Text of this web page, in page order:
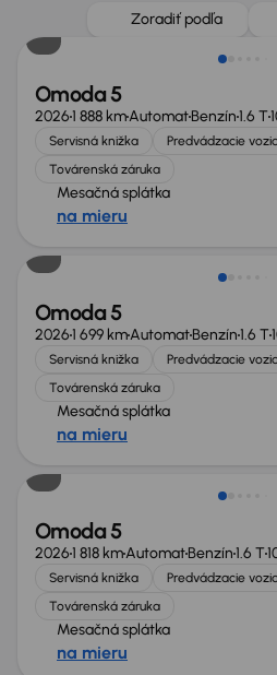
Zoradiť podľa
Možnosť odpočtu DPH
Omoda 5
20261 888 kmAutomatBenzín1.6 T
Servisná knižka Predvádzacie
Továrenská záruka
Mesačná splátka
na mieru
Možnosť odpočtu DPH
Omoda 5
20261 699 kmAutomatBenzín1.6 T
Servisná knižka Predvádzacie
Továrenská záruka
Mesačná splátka
na mieru
Ušetríte 3 195 €
Omoda 5
20261 818 kmAutomatBenzín1.6 T
Servisná knižka Predvádzacie
Továrenská záruka
Mesačná splátka
na mieru
Možnosť odpočtu DPH